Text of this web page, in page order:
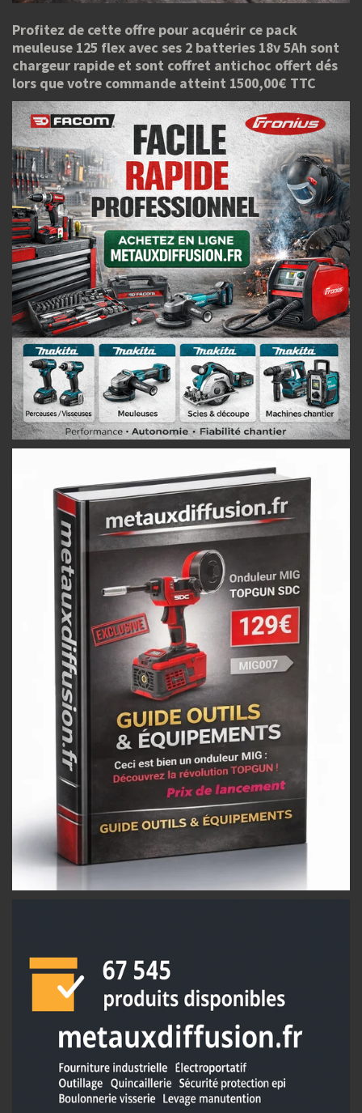
Profitez de cette offre pour acquérir ce pack
meuleuse 125 flex avec ses 2 batteries 18v 5Ah sont
chargeur rapide et sont coffret antichoc offert dés
lors que votre commande atteint 1500,00€ TTC